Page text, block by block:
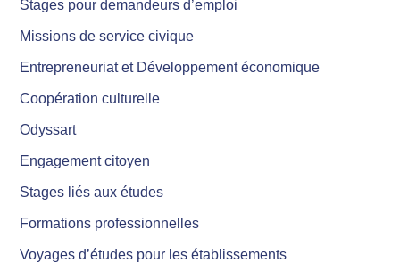
Stages pour demandeurs d’emploi
Missions de service civique
Entrepreneuriat et Développement économique
Coopération culturelle
Odyssart
Engagement citoyen
Stages liés aux études
Formations professionnelles
Voyages d’études pour les établissements